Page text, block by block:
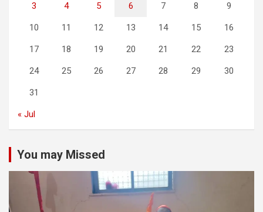
3 4 5 6 7 8 9
10 11 12 13 14 15 16
17 18 19 20 21 22 23
24 25 26 27 28 29 30
31
« Jul
You may Missed